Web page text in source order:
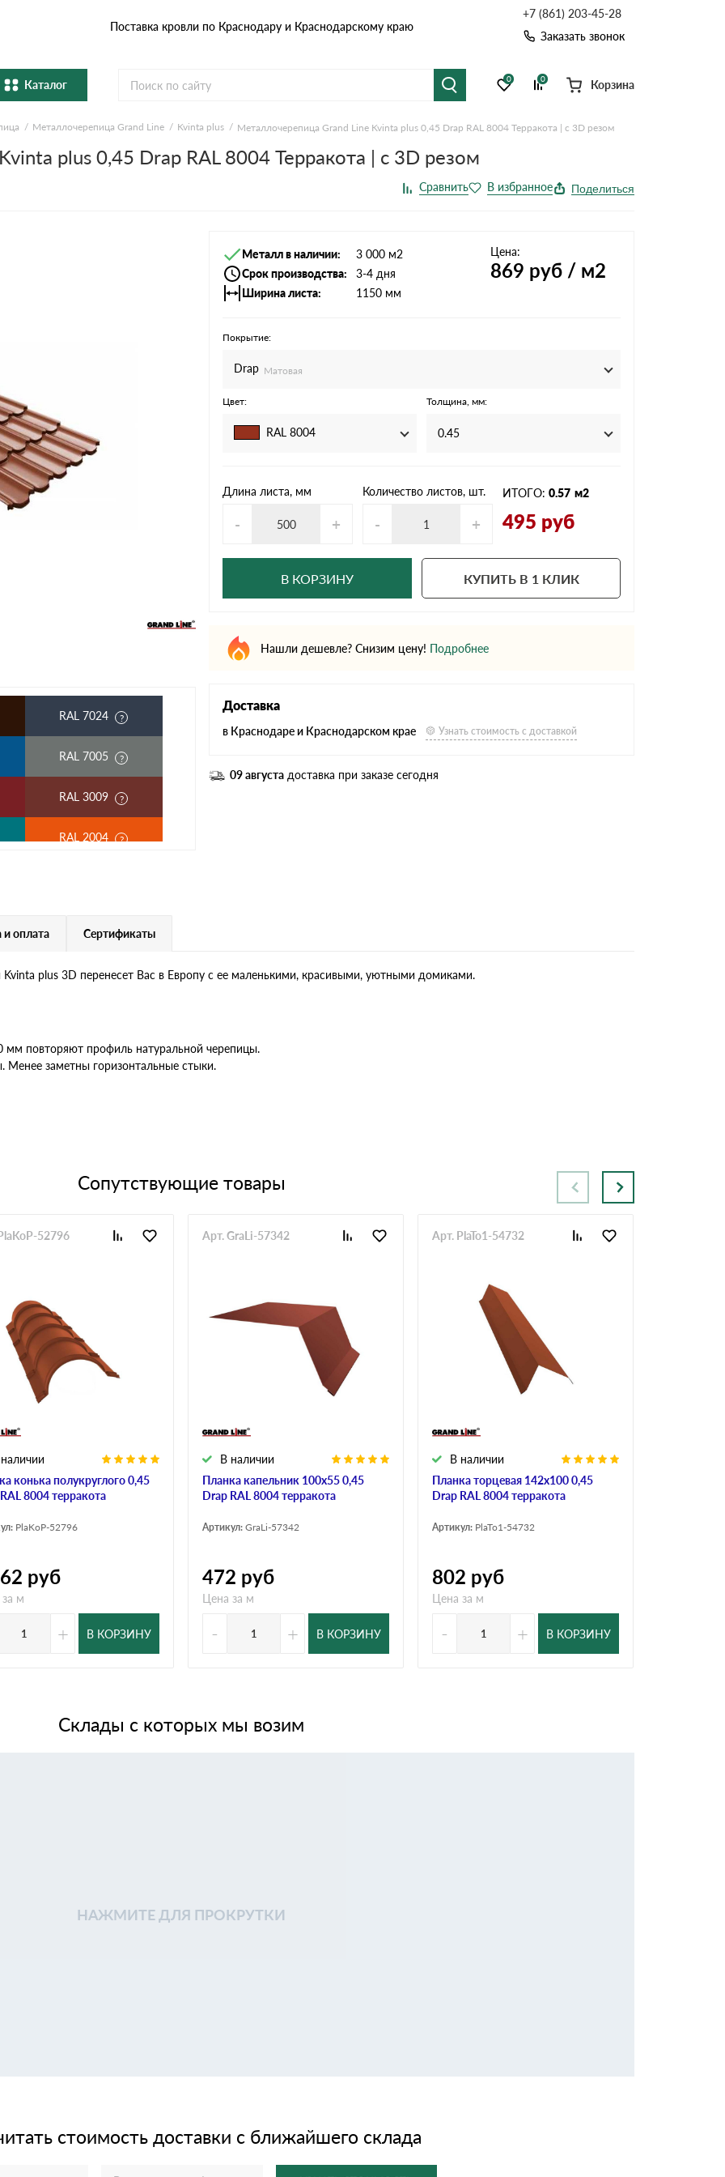
Поставка кровли по Краснодару и Краснодарскому краю
+7 (861) 203-45-28
Заказать звонок
Каталог
Металлочерепица Гибкая черепица Рулонная кровля
Натуральная керамическая
Ондулин Смарт
0 0 Корзина
Металлочерепица Grand Line Kvinta plus Металлочерепица Grand Line Kvinta plus 0,45 Drap RAL 8004 Терракота | c 3D резом
plus 0,45 Drap RAL 8004 Терракота | c 3D резом
Поделиться
RAL 7024
RAL 7005
RAL 3009
RAL 2004
Металл в наличии
3 000 м2
Срок производства
3-4 дня
Ширина листа
1150 мм
Цена:
869 руб / м2
Покрытие:
Drap Матовая
Цвет:
RAL 8004
Толщина, мм:
0.45
Длина листа, мм
- +
Количество листов, шт.
- +
ИТОГО: 0.57 м2
495 руб
В КОРЗИНУ КУПИТЬ В 1 КЛИК
Нашли дешевле? Снизим цену! Подробнее
Доставка
в Краснодаре и Краснодарском крае Узнать стоимость с доставкой
09 августа доставка при заказе сегодня
и оплата Сертификаты
plus 3D перенесет Вас в Европу с ее маленькими, красивыми, уютными домиками.
мм повторяют профиль натуральной черепицы.
заметны горизонтальные стыки.
Сопутствующие товары
конька полукруглого 0,45
8004 терракота
52796
PlaKoP-52796
руб
м
+ В КОРЗИНУ
Планка капельник 100х55 0,45
Drap RAL 8004 терракота
В наличии
Арт. GraLi-57342
Артикул: GraLi-57342
472 руб
Цена за м
- + В КОРЗИНУ
Планка торцевая 142х100 0,45
Drap RAL 8004 терракота
В наличии
Арт. PlaTo1-54732
Артикул: PlaTo1-54732
802 руб
Цена за м
- + В КОРЗИНУ
Склады с которых мы возим
НАЖМИТЕ ДЛЯ ПРОКРУТКИ
стоимость доставки с ближайшего склада